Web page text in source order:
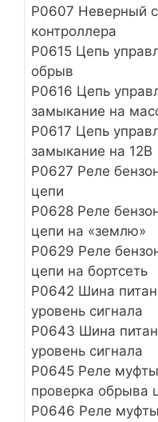
Р0607 Неверный
контроллера
Р0615 Цепь
обрыв
Р0616 Цепь
замыкание на
Р0617 Цепь
замыкание на 12В
Р0627 Реле
цепи
Р0628 Реле
цепи на «землю»
Р0629 Реле
цепи на бортсеть
Р0642 Шина
уровень сигнала
Р0643 Шина
уровень сигнала
Р0645 Реле
проверка обрыва
Р0646 Реле